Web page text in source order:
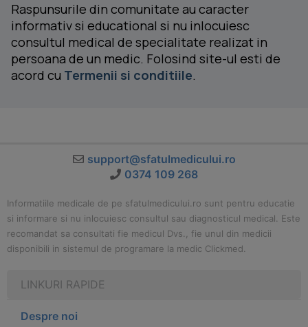
Raspunsurile din comunitate au caracter
informativ si educational si nu inlocuiesc
consultul medical de specialitate realizat in
persoana de un medic. Folosind site-ul esti de
acord cu Termenii si conditiile.
support@sfatulmedicului.ro
0374 109 268
Informatiile medicale de pe sfatulmedicului.ro sunt pentru educatie
si informare si nu inlocuiesc consultul sau diagnosticul medical. Este
recomandat sa consultati fie medicul Dvs., fie unul din medicii
disponibili in sistemul de programare la medic Clickmed.
LINKURI RAPIDE
Despre noi